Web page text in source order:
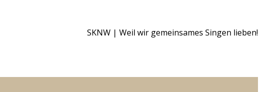
SKNW | Weil wir gemeinsames Singen lieben!